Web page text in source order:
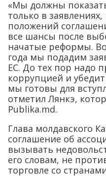
«Мы должны
только в
положений
все шансы после
начатые реформы.
года мы подадим
ЕС. До тех пор надо
коррупцией и
мы готовы для
отметил Лянкэ,
Publika.md.
Глава молдавского
соглашение об
вызывать
его словам, не
торговле со